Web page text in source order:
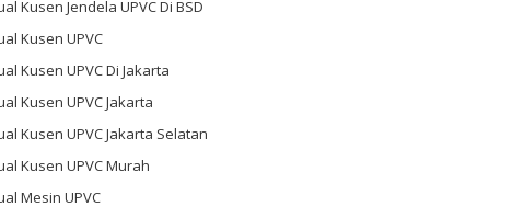
Kusen Jendela UPVC Di BSD
Kusen UPVC
Kusen UPVC Di Jakarta
Kusen UPVC Jakarta
Kusen UPVC Jakarta Selatan
Kusen UPVC Murah
Mesin UPVC